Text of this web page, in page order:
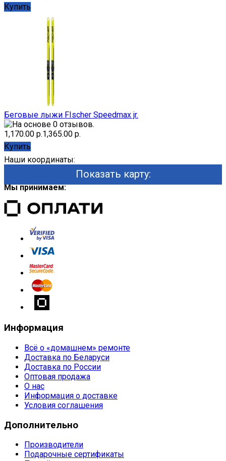
Купить
Беговые лыжи FIscher Speedmax jr.
1,170.00 р.1,365.00 р.
Купить
Наши координаты:
Показать карту:
Мы принимаем:
Информация
Всё о «домашнем» ремонте
Доставка по Беларуси
Доставка по России
Оптовая продажа
О нас
Информация о доставке
Условия соглашения
Дополнительно
Производители
Подарочные сертификаты